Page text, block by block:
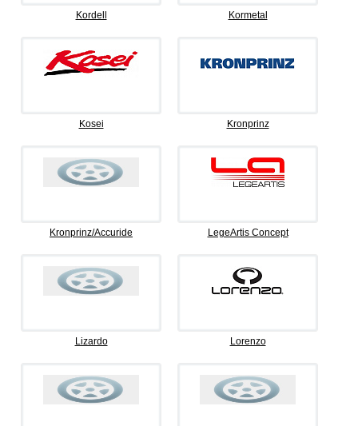
Kordell Kormetal
Kosei Kronprinz
Kronprinz/Accuride LegeArtis Concept
Lizardo Lorenzo